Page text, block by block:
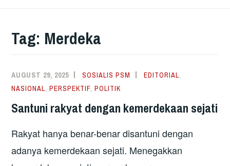
Tag: Merdeka
AUGUST 29, 2025 SOSIALIS PSM EDITORIAL,
NASIONAL,PERSPEKTIF,POLITIK
Santuni rakyat dengan kemerdekaan sejati
Rakyat hanya benar-benar disantuni dengan
adanya kemerdekaan sejati. Menegakkan